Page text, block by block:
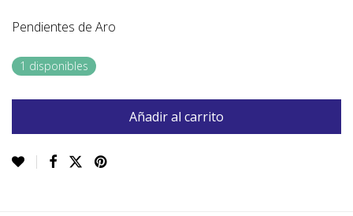
Pendientes de Aro
1 disponibles
Añadir al carrito